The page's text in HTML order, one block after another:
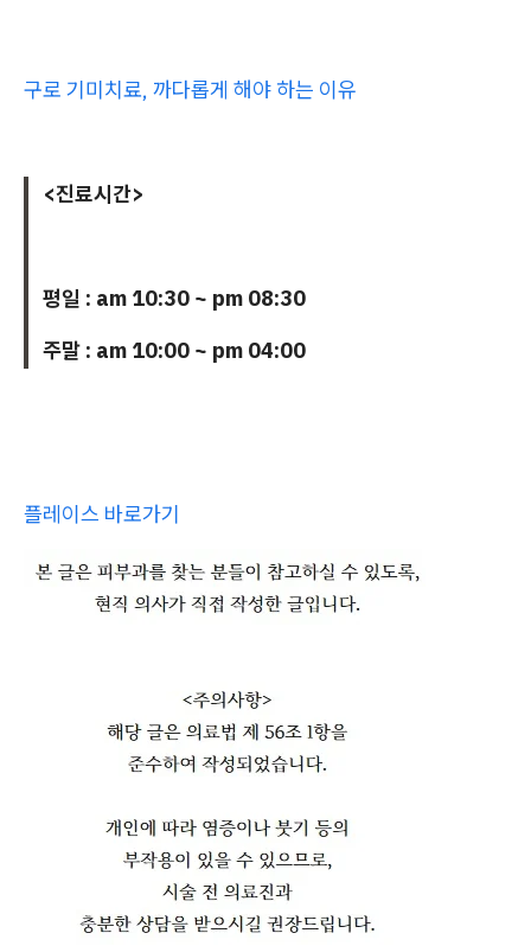
구로 기미치료, 까다롭게 해야 하는 이유
<진료시간>
평일 : am 10:30 ~ pm 08:30
주말 : am 10:00 ~ pm 04:00
플레이스 바로가기